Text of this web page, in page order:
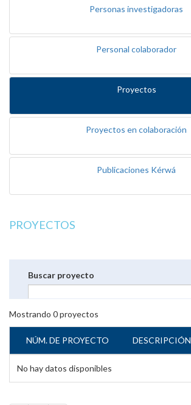
Personas investigadoras
Personal colaborador
Proyectos
Proyectos en colaboración
Publicaciones Kérwá
PROYECTOS
Buscar proyecto
Mostrando 0proyectos
NÚM. DE PROYECTO DESCRIPCIÓN
No hay datos disponibles